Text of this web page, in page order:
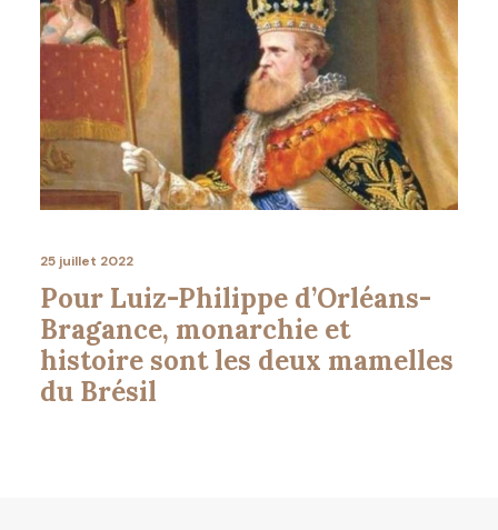
25 juillet 2022
Pour Luiz-Philippe d’Orléans-
Bragance, monarchie et
histoire sont les deux mamelles
du Brésil